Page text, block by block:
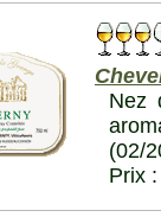
Nez
(02/
Prix :